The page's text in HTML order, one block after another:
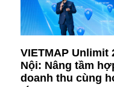
VIETMAP Unlimit
Nội: Nâng tầm
doanh thu cùng